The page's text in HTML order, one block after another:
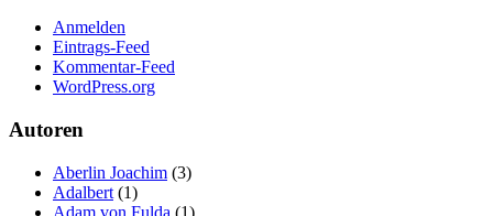
Anmelden
Eintrags-Feed
Kommentar-Feed
WordPress.org
Autoren
Aberlin Joachim (3)
Adalbert (1)
Adam von Fulda (1)